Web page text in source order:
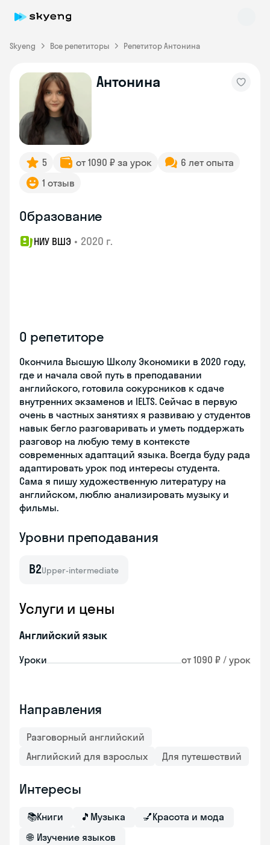
Skyeng Все репетиторы Репетитор Антонина
Антонина
5 от 1090 ₽ за урок
6 лет опыта
1 отзыв
Образование
НИУ ВШЭ • 2020 г.
О репетиторе
Окончила Высшую Школу Экономики в 2020 году,
где и начала свой путь в преподавании
английского, готовила сокурсников к сдаче
внутренних экзаменов и IELTS. Сейчас в первую
очень в частных занятиях я развиваю у студентов
навык бегло разговаривать и уметь поддержать
разговор на любую тему в контексте
современных адаптаций языка. Всегда буду рада
адаптировать урок под интересы студента.
Сама я пишу художественную литературу на
английском, люблю анализировать музыку и
фильмы.
Уровни преподавания
B2Upper-intermediate
Услуги и цены
Английский язык
Уроки от 1090 ₽ / урок
Направления
Разговорный английский
Английский для взрослых
Для путешествий
Интересы
📚Книги 🎵 Музыка 💅Красота и мода
🌐 Изучение языков
Skyeng Chat
online